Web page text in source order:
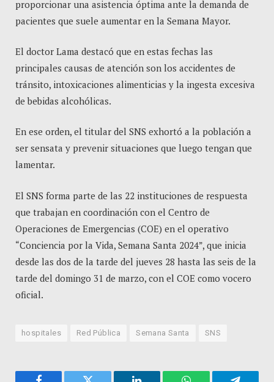
proporcionar una asistencia óptima ante la demanda de
pacientes que suele aumentar en la Semana Mayor.
El doctor Lama destacó que en estas fechas las
principales causas de atención son los accidentes de
tránsito, intoxicaciones alimenticias y la ingesta excesiva
de bebidas alcohólicas.
En ese orden, el titular del SNS exhortó a la población a
ser sensata y prevenir situaciones que luego tengan que
lamentar.
El SNS forma parte de las 22 instituciones de respuesta
que trabajan en coordinación con el Centro de
Operaciones de Emergencias (COE) en el operativo
“Conciencia por la Vida, Semana Santa 2024”, que inicia
desde las dos de la tarde del jueves 28 hasta las seis de la
tarde del domingo 31 de marzo, con el COE como vocero
oficial.
hospitales Red Pública Semana Santa SNS